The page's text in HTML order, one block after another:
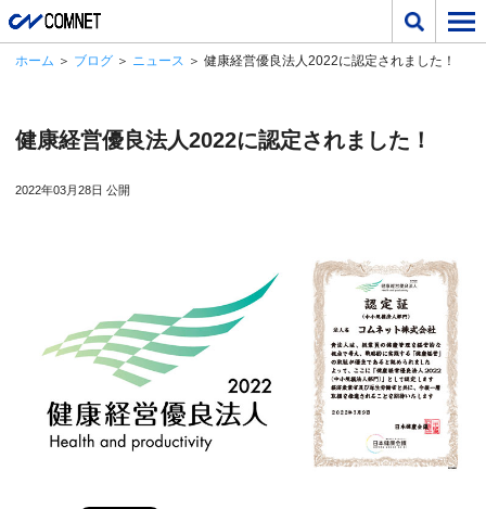
ホーム ＞ ブログ ＞ ニュース ＞ 健康経営優良法人2022に認定されました！
健康経営優良法人2022に認定されました！
2022年03月28日 公開